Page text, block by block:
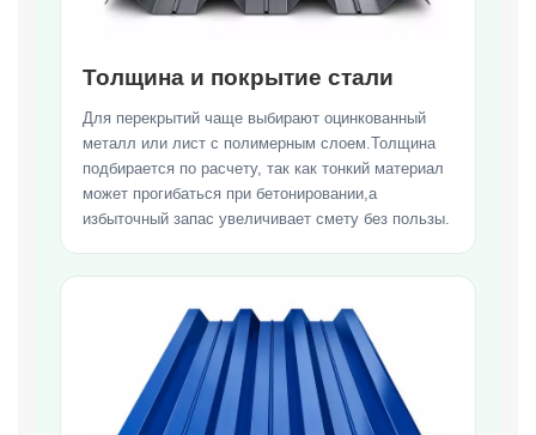
Толщина и покрытие стали
Для перекрытий чаще выбирают оцинкованный
металл или лист с полимерным слоем.Толщина
подбирается по расчету, так как тонкий материал
может прогибаться при бетонировании,а
избыточный запас увеличивает смету без пользы.